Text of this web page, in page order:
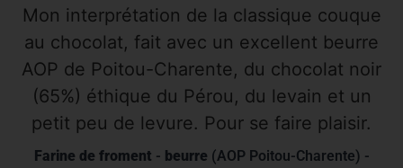
Mon interprétation de la classique couque
au chocolat, fait avec un excellent beurre
AOP de Poitou-Charente, du chocolat noir
(65%) éthique du Pérou, du levain et un
petit peu de levure. Pour se faire plaisir.
Farine de froment - beurre (AOP Poitou-Charente) -